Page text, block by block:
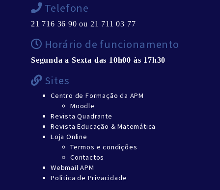
Telefone
21 716 36 90 ou 21 711 03 77
Horário de funcionamento
Segunda a Sexta das 10h00 às 17h30
Sites
Centro de Formação da APM
Moodle
Revista Quadrante
Revista Educação & Matemática
Loja Online
Termos e condições
Contactos
Webmail APM
Política de Privacidade